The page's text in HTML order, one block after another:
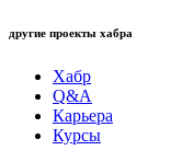
другие проекты хабра
Хабр
Q&A
Карьера
Курсы